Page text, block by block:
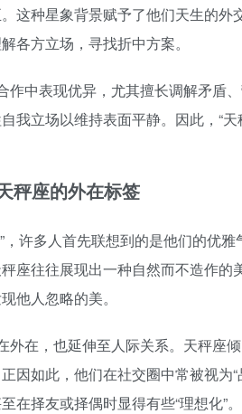
这种星象背景赋予了他们天生的
各方立场，寻找折中方案。
作中表现优异，尤其擅长调解矛盾
我立场以维持表面平静。因此，“
秤座的外在标签
，许多人首先联想到的是他们的优
座往往展现出一种自然而不造作
他人忽略的美。
外在，也延伸至人际关系。天秤座
因如此，他们在社交圈中常被视为
在择友或择偶时显得有些“理想化”。